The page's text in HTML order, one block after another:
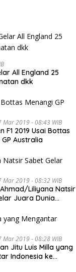
All England 25
dkk
Mar 2019 - 08:43 WIB
F1 2019 Usai Bottas
Australia
Mar 2019 - 08:32 WIB
Liliyana Natsir
Juara Dunia
Mar 2019 - 08:28 WIB
Jitu Luis Milla yang
Indonesia ke